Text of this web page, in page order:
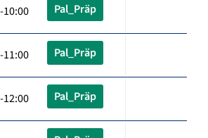
Pal_Präp
Pal_Präp
Pal_Präp